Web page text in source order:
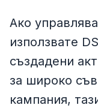
Ако
използвате
създадени
за широко
кампания,